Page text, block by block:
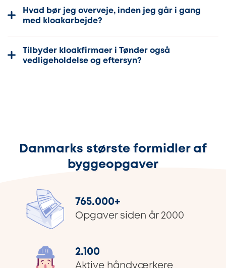
Hvad bør jeg overveje, inden jeg går i gang
med kloakarbejde?
Tilbyder kloakfirmaer i Tønder også
vedligeholdelse og eftersyn?
Danmarks største formidler af
byggeopgaver
765.000+
Opgaver siden år 2000
2.100
Aktive håndværkere